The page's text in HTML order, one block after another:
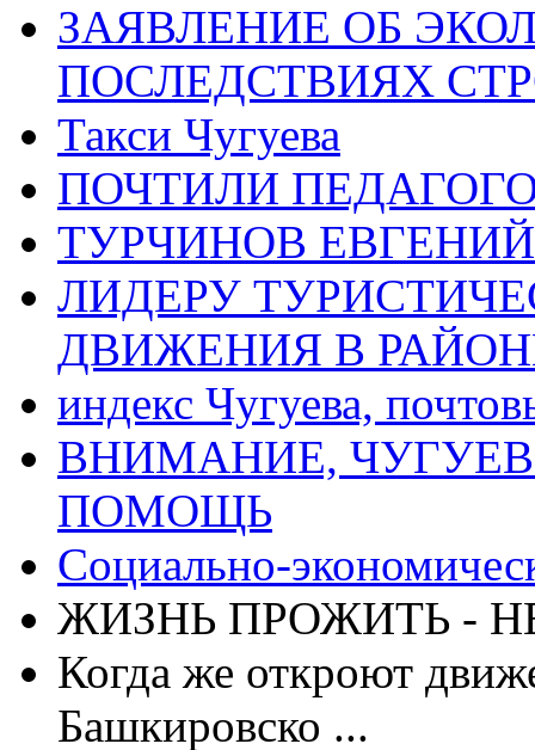
ЗАЯВЛЕНИЕ ОБ
ПОСЛЕДСТВИЯХ
Такси Чугуева
ПОЧТИЛИ
ТУРЧИНОВ
ЛИДЕРУ
ДВИЖЕНИЯ В
индекс Чугуева,
ВНИМАНИЕ,
ПОМОЩЬ
Социально-
ЖИЗНЬ ПРОЖИТЬ -
Когда же откроют
Башкировско ...